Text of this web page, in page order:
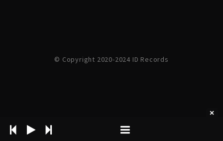
© Copyright 2020-2024 ID Records